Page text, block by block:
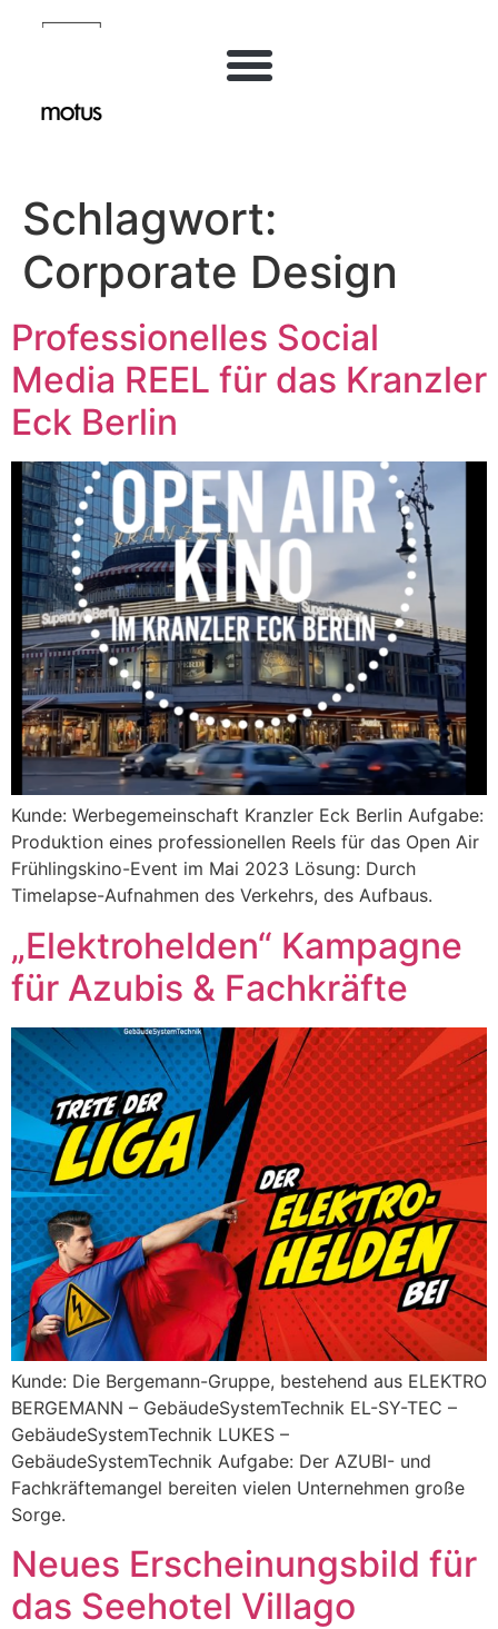
springen
Schlagwort:
Corporate Design
Professionelles Social
Media REEL für das Kranzler
Eck Berlin
Kunde: Werbegemeinschaft Kranzler Eck Berlin Aufgabe:
Produktion eines professionellen Reels für das Open Air
Frühlingskino-Event im Mai 2023 Lösung: Durch
Timelapse-Aufnahmen des Verkehrs, des Aufbaus.
„Elektrohelden“ Kampagne
für Azubis & Fachkräfte
Kunde: Die Bergemann-Gruppe, bestehend aus ELEKTRO
BERGEMANN – GebäudeSystemTechnik EL-SY-TEC –
GebäudeSystemTechnik LUKES –
GebäudeSystemTechnik Aufgabe: Der AZUBI- und
Fachkräftemangel bereiten vielen Unternehmen große
Sorge.
Neues Erscheinungsbild für
das Seehotel Villago